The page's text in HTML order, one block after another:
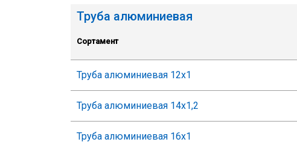
2.5
18
Труба алюминиевая
Сортамент
Труба алюминиевая 12х1
Труба алюминиевая 14х1,2
Труба алюминиевая 16х1